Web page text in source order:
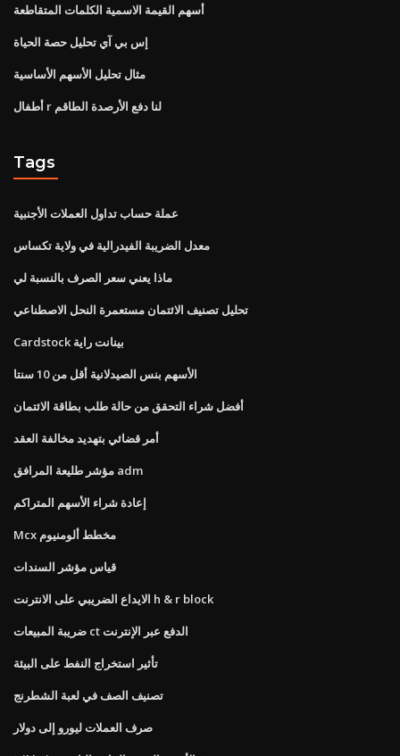
أسهم القيمة الاسمية الكلمات المتقاطعة
إس بي آي تحليل حصة الحياة
مثال تحليل الأسهم الأساسية
أطفال r لنا دفع الأرصدة الطاقم
Tags
عملة حساب تداول العملات الأجنبية
معدل الضريبة الفيدرالية في ولاية تكساس
ماذا يعني سعر الصرف بالنسبة لي
تحليل تصنيف الائتمان مستعمرة النحل الاصطناعي
Cardstock بينانت راية
الأسهم بنس الصيدلانية أقل من 10 سنتا
أفضل شراء التحقق من حالة طلب بطاقة الائتمان
أمر قضائي بتهديد مخالفة العقد
مؤشر طليعة المرافق adm
إعادة شراء الأسهم المتراكم
Mcx مخطط ألومنيوم
قياس مؤشر السندات
الايداع الضريبي على الانترنت h & r block
ضريبة المبيعات ct الدفع عبر الإنترنت
تأثير استخراج النفط على البيئة
تصنيف الصف في لعبة الشطرنج
صرف العملات ليورو إلى دولار